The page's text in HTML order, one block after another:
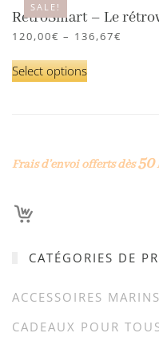
SALE!
RétroSmart – Le
120,00€ – 136,67€
Select options
Frais d’envoi offerts dès50
CATÉGORIES DE
ACCESSOIRES MARINS
CADEAUX POUR